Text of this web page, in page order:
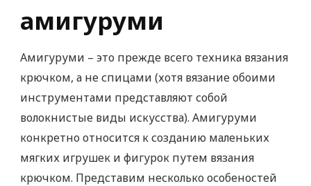
амигуруми
Амигуруми – это прежде всего техника вязания
крючком, а не спицами (хотя вязание обоими
инструментами представляют собой
волокнистые виды искусства). Амигуруми
конкретно относится к созданию маленьких
мягких игрушек и фигурок путем вязания
крючком. Представим несколько особеностей